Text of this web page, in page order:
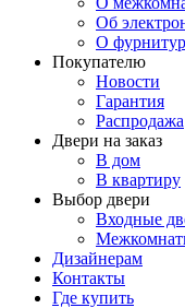
Об
О
Покупателю
Новости
Гарантия
Распродажа
Двери на заказ
В дом
В квартиру
Выбор двери
Входные
Дизайнерам
Контакты
Где купить